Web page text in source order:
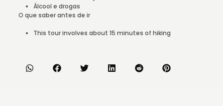
Álcool e drogas
O que saber antes de ir
This tour involves about 15 minutes of hiking